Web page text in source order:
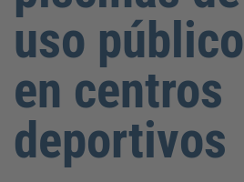
uso público
en centros
deportivos